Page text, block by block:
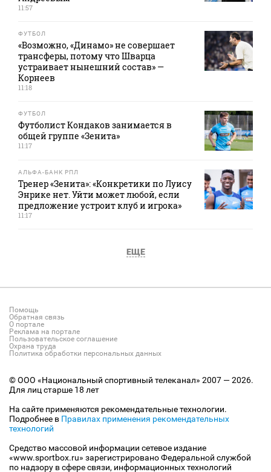
11:57
ФУТБОЛ
«Возможно, «Динамо» не совершает
трансферы, потому что Шварца
устраивает нынешний состав» —
Корнеев
11:18
ФУТБОЛ
Футболист Кондаков занимается в
общей группе «Зенита»
11:17
АЛЬФА-БАНК РПЛ
Тренер «Зенита»: «Конкретики по Луису
Энрике нет. Уйти может любой, если
предложение устроит клуб и игрока»
11:17
ЕЩЕ
Помощь
Обратная связь
О портале
Реклама на портале
Пользовательское соглашение
Охрана труда
Политика обработки персональных данных
© ООО «Национальный спортивный телеканал» 2007 — 2026.
Для лиц старше 18 лет
На сайте применяются рекомендательные технологии.
Подробнее в Правилах применения рекомендательных
технологий
Средство массовой информации сетевое издание
«www.sportbox.ru» зарегистрировано Федеральной службой
по надзору в сфере связи, информационных технологий